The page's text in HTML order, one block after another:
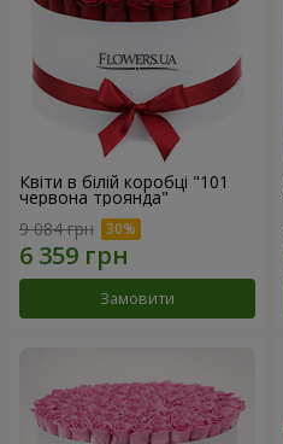
Квіти в білій коробці "101
червона троянда"
9 084 грн
Замовити